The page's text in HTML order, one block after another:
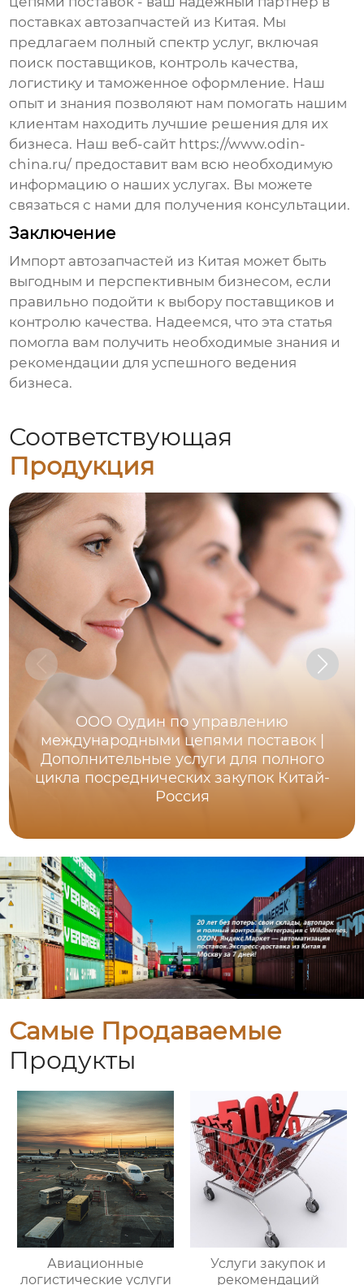
поставках автозапчастей из Китая. Мы
предлагаем полный спектр услуг, включая
поиск поставщиков, контроль качества,
логистику и таможенное оформление. Наш
опыт и знания позволяют нам помогать нашим
клиентам находить лучшие решения для их
бизнеса. Наш веб-сайт https://www.odin-
china.ru/ предоставит вам всю необходимую
информацию о наших услугах. Вы можете
связаться с нами для получения консультации.
Заключение
Импорт автозапчастей из Китая может быть
выгодным и перспективным бизнесом, если
правильно подойти к выбору поставщиков и
контролю качества. Надеемся, что эта статья
помогла вам получить необходимые знания и
рекомендации для успешного ведения
бизнеса.
Соответствующая
Продукция
ООО Оудин по управлению
международными цепями поставок |
Дополнительные услуги для полного
цикла посреднических закупок Китай-
Россия
Самые Продаваемые
Продукты
Авиационные
логистические услуги
Услуги закупок и
рекомендаций